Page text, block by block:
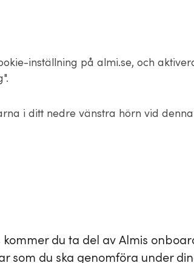
inställning på almi.se, och
i ditt nedre vänstra hörn vid
kommer du ta del av Almis
som du ska genomföra under